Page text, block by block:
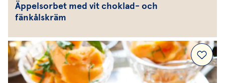
Äppelsorbet med vit choklad- och
fänkålskräm